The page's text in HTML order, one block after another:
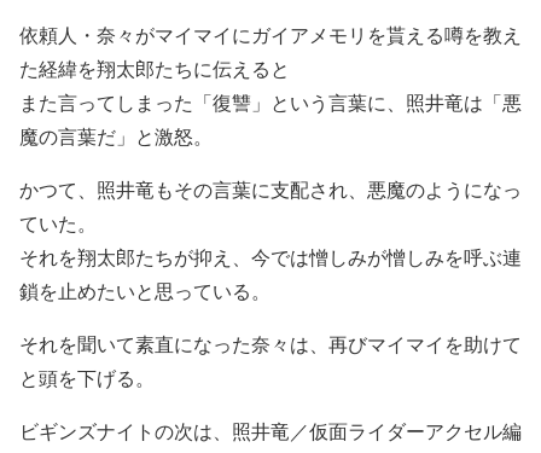
依頼人・奈々がマイマイにガイアメモリを貰える噂を教え
た経緯を翔太郎たちに伝えると
また言ってしまった「復讐」という言葉に、照井竜は「悪
魔の言葉だ」と激怒。
かつて、照井竜もその言葉に支配され、悪魔のようになっ
ていた。
それを翔太郎たちが抑え、今では憎しみが憎しみを呼ぶ連
鎖を止めたいと思っている。
それを聞いて素直になった奈々は、再びマイマイを助けて
と頭を下げる。
ビギンズナイトの次は、照井竜／仮面ライダーアクセル編